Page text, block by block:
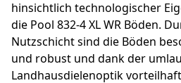
hinsichtlich technologischer
die Pool 832-4 XL WR Böden.
Nutzschicht sind die Böden
und robust und dank der
Landhausdielenoptik